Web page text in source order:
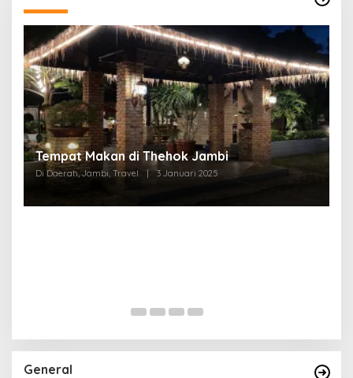
Tempat Makan di Thehok Jambi
Di Daerah, Jambi, Travel 3 Januari 2025
General